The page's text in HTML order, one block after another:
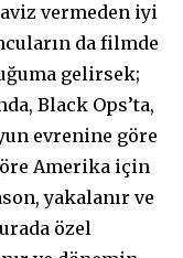
vermeden iyi
da filmde
gelirsek;
Black Ops’ta,
evrenine göre
Amerika için
yakalanır ve
özel